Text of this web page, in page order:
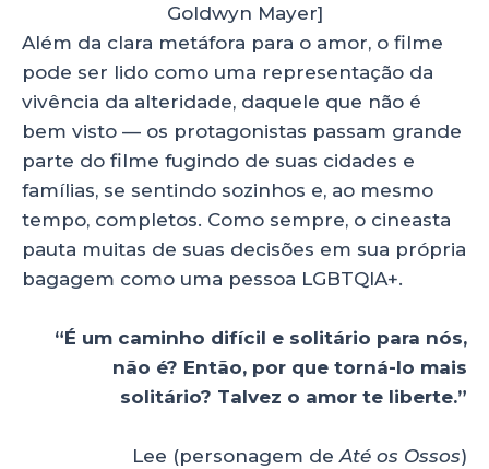
Goldwyn Mayer]
Além da clara metáfora para o amor, o filme
pode ser lido como uma representação da
vivência da alteridade, daquele que não é
bem visto — os protagonistas passam grande
parte do filme fugindo de suas cidades e
famílias, se sentindo sozinhos e, ao mesmo
tempo, completos. Como sempre, o cineasta
pauta muitas de suas decisões em sua própria
bagagem como uma pessoa LGBTQIA+.
“É um caminho difícil e solitário para nós,
não é? Então, por que torná-lo mais
solitário? Talvez o amor te liberte.”
Lee (personagem deAté os Ossos)